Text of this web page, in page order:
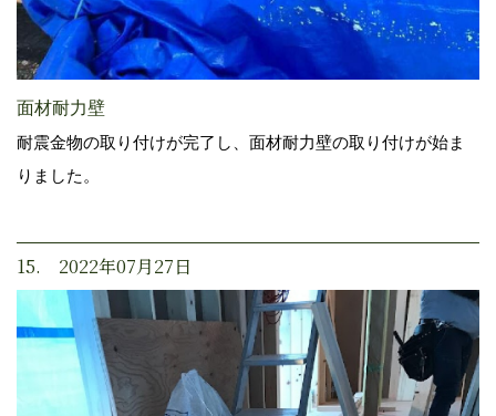
面材耐力壁
耐震金物の取り付けが完了し、面材耐力壁の取り付けが始ま
りました。
15. 2022年07月27日